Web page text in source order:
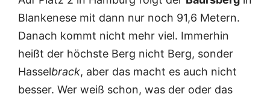
Blankenese mit dann nur noch 91,6 Metern.
Danach kommt nicht mehr viel. Immerhin
heißt der höchste Berg nicht Berg, sonder
Hasselbrack, aber das macht es auch nicht
besser. Wer weiß schon, was der oder das